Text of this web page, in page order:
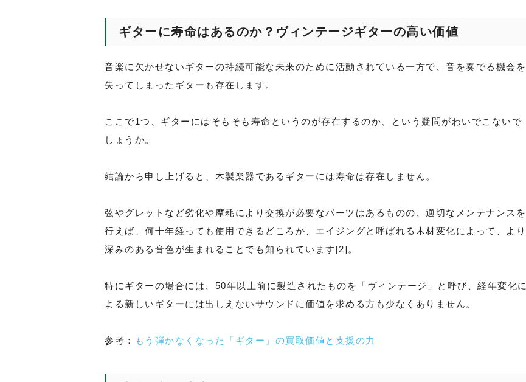
ギターに寿命はあるのか？ヴィンテージギターの高い価値
音楽に欠かせないギターの持続可能な未来のために活動されている一方で、音を奏でる機会を
失ってしまったギターも存在します。
ここで1つ、ギターにはそもそも寿命というのが存在するのか、という疑問がわいでこないで
しょうか。
結論から申し上げると、木製楽器であるギターには寿命は存在しません。
弦やグレットなど劣化や摩耗により交換が必要なパーツはあるものの、適切なメンテナンスを
行えば、何十年経っても使用できるどころか、エイジングと呼ばれる木材変化によって、より
深みのある音色が生まれることでも知られています[2]。
特にギターの場合には、50年以上前に製造されたものを「ヴィンテージ」と呼び、経年変化に
よる新しいギターには出しえないサウンドに価値を求める方も少なくありません。
参考： もう弾かなくなった「ギター」の買取価値と支援の力